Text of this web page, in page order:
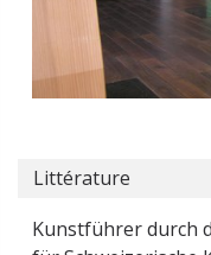
Littérature
Kunstführer durch